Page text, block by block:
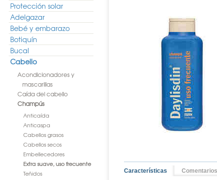
Protección solar
Adelgazar
Bebé y embarazo
Botiquín
Bucal
Cabello
Acondicionadores y
mascarillas
Caída del cabello
Champús
Anticaída
Anticaspa
Cabellos grasos
Cabellos secos
Embellecedores
Extra suave, uso frecuente
Teñidos
Características Comentarios